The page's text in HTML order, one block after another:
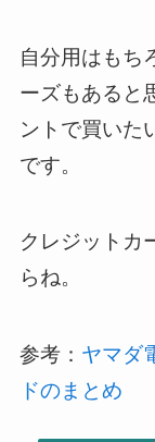
自分用はもち
ーズもあると
ントで買いた
です。
クレジットカ
らね。
参考： ヤマダ
ドのまとめ